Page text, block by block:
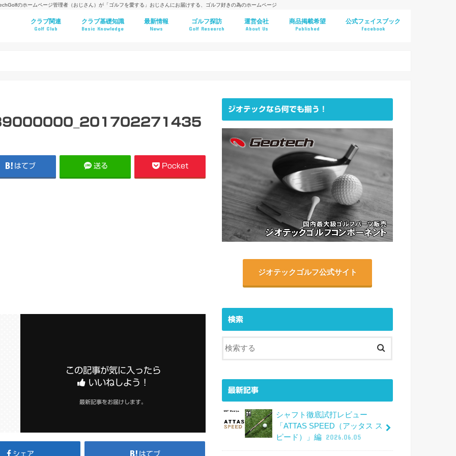
のホームページ管理者（おじさん）が「ゴルフを愛する」おじさんにお届けする、ゴルフ好きの為のホームページ
クラブ関連
Golf Club
クラブ基礎知識
Basic Knowledge
最新情報
News
ゴルフ探訪
Golf Research
運営会社
About Us
商品掲載希望
Published
公式フェイスブック
Facebook
はてブ 送る Pocket
この記事が気に入ったら
いいねしよう！
最新記事をお届けします。
シェア はてブ
ジオテックなら何でも揃う！
ジオテックゴルフ公式サイト
検索
最新記事
シャフト徹底試打レビュー
「ATTAS SPEED（アッタス ス
ピード）」編 2026.06.05